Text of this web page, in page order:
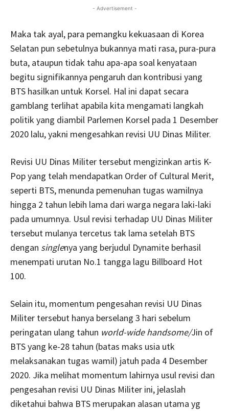
- Advertisement -
Maka tak ayal, para pemangku kekuasaan di Korea
Selatan pun sebetulnya bukannya mati rasa, pura-pura
buta, ataupun tidak tahu apa-apa soal kenyataan
begitu signifikannya pengaruh dan kontribusi yang
BTS hasilkan untuk Korsel. Hal ini dapat secara
gamblang terlihat apabila kita mengamati langkah
politik yang diambil Parlemen Korsel pada 1 Desember
2020 lalu, yakni mengesahkan revisi UU Dinas Militer.
Revisi UU Dinas Militer tersebut mengizinkan artis K-
Pop yang telah mendapatkan Order of Cultural Merit,
seperti BTS, menunda pemenuhan tugas wamilnya
hingga 2 tahun lebih lama dari warga negara laki-laki
pada umumnya. Usul revisi terhadap UU Dinas Militer
tersebut mulanya tercetus tak lama setelah BTS
dengan singlenya yang berjudul Dynamite berhasil
menempati urutan No.1 tangga lagu Billboard Hot
100.
Selain itu, momentum pengesahan revisi UU Dinas
Militer tersebut hanya berselang 3 hari sebelum
peringatan ulang tahun world-wide handsome/Jin of
BTS yang ke-28 tahun (batas maks usia utk
melaksanakan tugas wamil) jatuh pada 4 Desember
2020. Jika melihat momentum lahirnya usul revisi dan
pengesahan revisi UU Dinas Militer ini, jelaslah
diketahui bahwa BTS merupakan alasan utama yg